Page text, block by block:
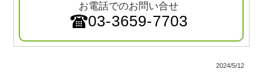
お電話でのお問い合せ
03-3659-7703
2024/5/12